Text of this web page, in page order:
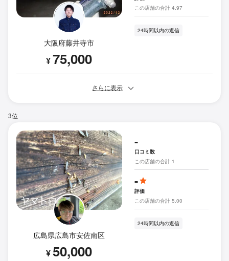
大阪府藤井寺市
¥75,000
この店舗の合計 4.97
24時間以内の返信
さらに表示
3位
広島県広島市安佐南区
¥50,000
-
口コミ数
この店舗の合計 1
-
評価
この店舗の合計 5.00
24時間以内の返信